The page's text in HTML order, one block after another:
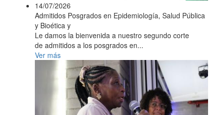
14/07/2026
Admitidos Posgrados en Epidemiología, Salud Pública
y Bioética y
Le damos la bienvenida a nuestro segundo corte
de admitidos a los posgrados en...
Ver más